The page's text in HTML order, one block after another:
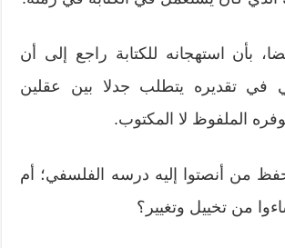
بأن استهجانه للكتابة راجع إلى أن
في تقديره يتطلب جدلا بين عقلين
الملفوظ لا المكتوب.
من أنصتوا إليه درسه الفلسفي؛ أم
من تخييل وتغيير؟